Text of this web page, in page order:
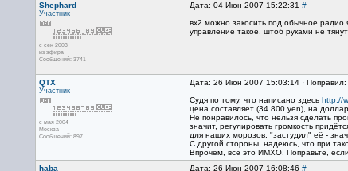
Shephard
Участник
с сен 2003
из эфира
Сообщений: 3741
Дата: 04 Июн 2007 15:22:31 #
вх2 можно закосить под обычное
управление такое, штоб руками не
QTX
Участник
с мая 2004
Москва
Сообщений: 897
Дата: 26 Июн 2007 15:03:14 ·
Судя по тому, что написано здесь http://
цена составляет (34 800 yen), на
Не понравилось, что нельзя сделать
значит, регулировать громкость
для наших морозов: "застудил" её -
С другой стороны, надеюсь, что при
Впрочем, всё это ИМХО. Поправьте,
haba
Дата: 26 Июн 2007 16:08:46 #